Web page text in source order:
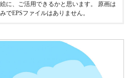
に、ご活用できるかと思います。 原画は
でEPSファイルはありません。